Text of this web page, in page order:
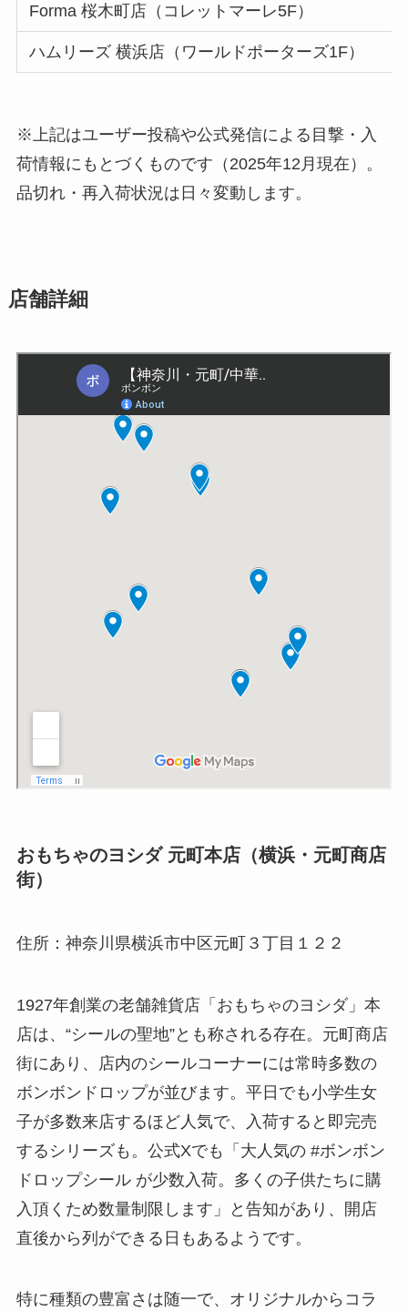
Forma 桜木町店（コレットマーレ5F）
ハムリーズ 横浜店（ワールドポーターズ1F）
※上記はユーザー投稿や公式発信による目撃・入
荷情報にもとづくものです（2025年12月現在）。
品切れ・再入荷状況は日々変動します。
店舗詳細
おもちゃのヨシダ 元町本店（横浜・元町商店
街）
住所：神奈川県横浜市中区元町３丁目１２２
1927年創業の老舗雑貨店「おもちゃのヨシダ」本
店は、“シールの聖地”とも称される存在。元町商店
街にあり、店内のシールコーナーには常時多数の
ボンボンドロップが並びます。平日でも小学生女
子が多数来店するほど人気で、入荷すると即完売
するシリーズも。公式Xでも「大人気の #ボンボン
ドロップシール が少数入荷。多くの子供たちに購
入頂くため数量制限します」と告知があり、開店
直後から列ができる日もあるようです。
特に種類の豊富さは随一で、オリジナルからコラ